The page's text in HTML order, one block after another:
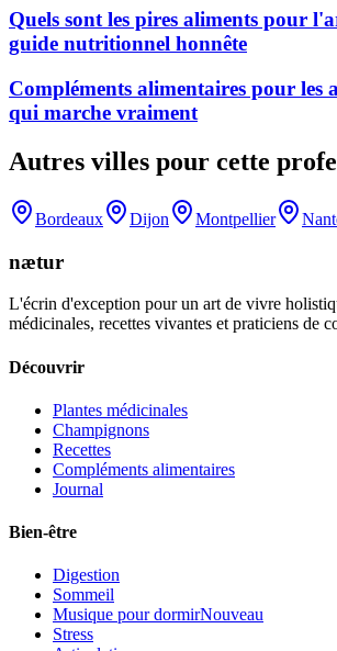
Quels sont les pires aliments pour
guide nutritionnel honnête
Compléments alimentaires pour les
qui marche vraiment
Autres villes pour cette
Bordeaux Dijon Montpellier
nætur
L'écrin d'exception pour un art de vivre
médicinales, recettes vivantes et praticiens de
Découvrir
Plantes médicinales
Champignons
Recettes
Compléments alimentaires
Journal
Bien-être
Digestion
Sommeil
Musique pour dormirNouveau
Stress